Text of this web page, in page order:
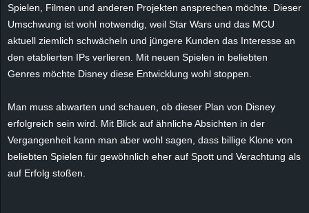
Spielen, Filmen und anderen Projekten ansprechen möchte. Dieser
Umschwung ist wohl notwendig, weil Star Wars und das MCU
aktuell ziemlich schwächeln und jüngere Kunden das Interesse an
den etablierten IPs verlieren. Mit neuen Spielen in beliebten
Genres möchte Disney diese Entwicklung wohl stoppen.
Man muss abwarten und schauen, ob dieser Plan von Disney
erfolgreich sein wird. Mit Blick auf ähnliche Absichten in der
Vergangenheit kann man aber wohl sagen, dass billige Klone von
beliebten Spielen für gewöhnlich eher auf Spott und Verachtung als
auf Erfolg stoßen.